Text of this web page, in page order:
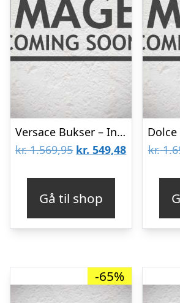
Versace Bukser – Informal – Beige
kr.1.569,95 Den
var:
kr. 1.569,95.
kr. 549,48Den
kr. 549,48.
Gå til shop
kr.
-65%